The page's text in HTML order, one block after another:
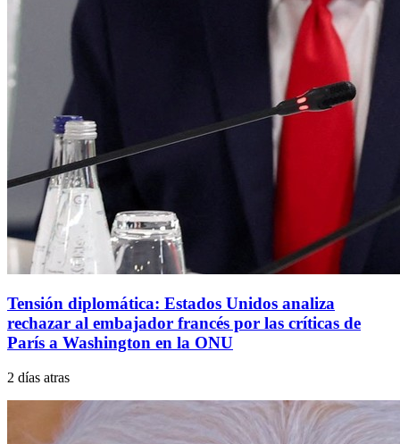
Tensión diplomática: Estados Unidos analiza
rechazar al embajador francés por las críticas de
París a Washington en la ONU
2 días atras